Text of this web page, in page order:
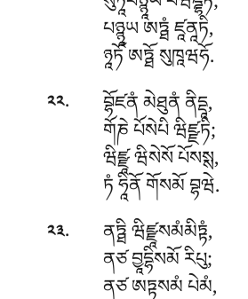
པཉྙཱཡ ཨཏྠཾ ཛཱནཱཏི,
ཉཱཏོ ཨཏྠོ སུཁཱཝཧོ.
༢༢. བྷོཛནཾ མེཐུནཾ ནིདྡཱ,
གོཎེ པོསེཔི ཝིཛྫཏི;
ཝིཛྫཱ ཝིསེསོ པོསསྶ,
ཏཾ ཧཱིནོ གོསམོ བྷཝེ.
༢༣. ནཏྠི ཝིཛྫཱསམཾམིཏྟཾ,
ནཙ བྱཱདྷིསམོ རིཔུ;